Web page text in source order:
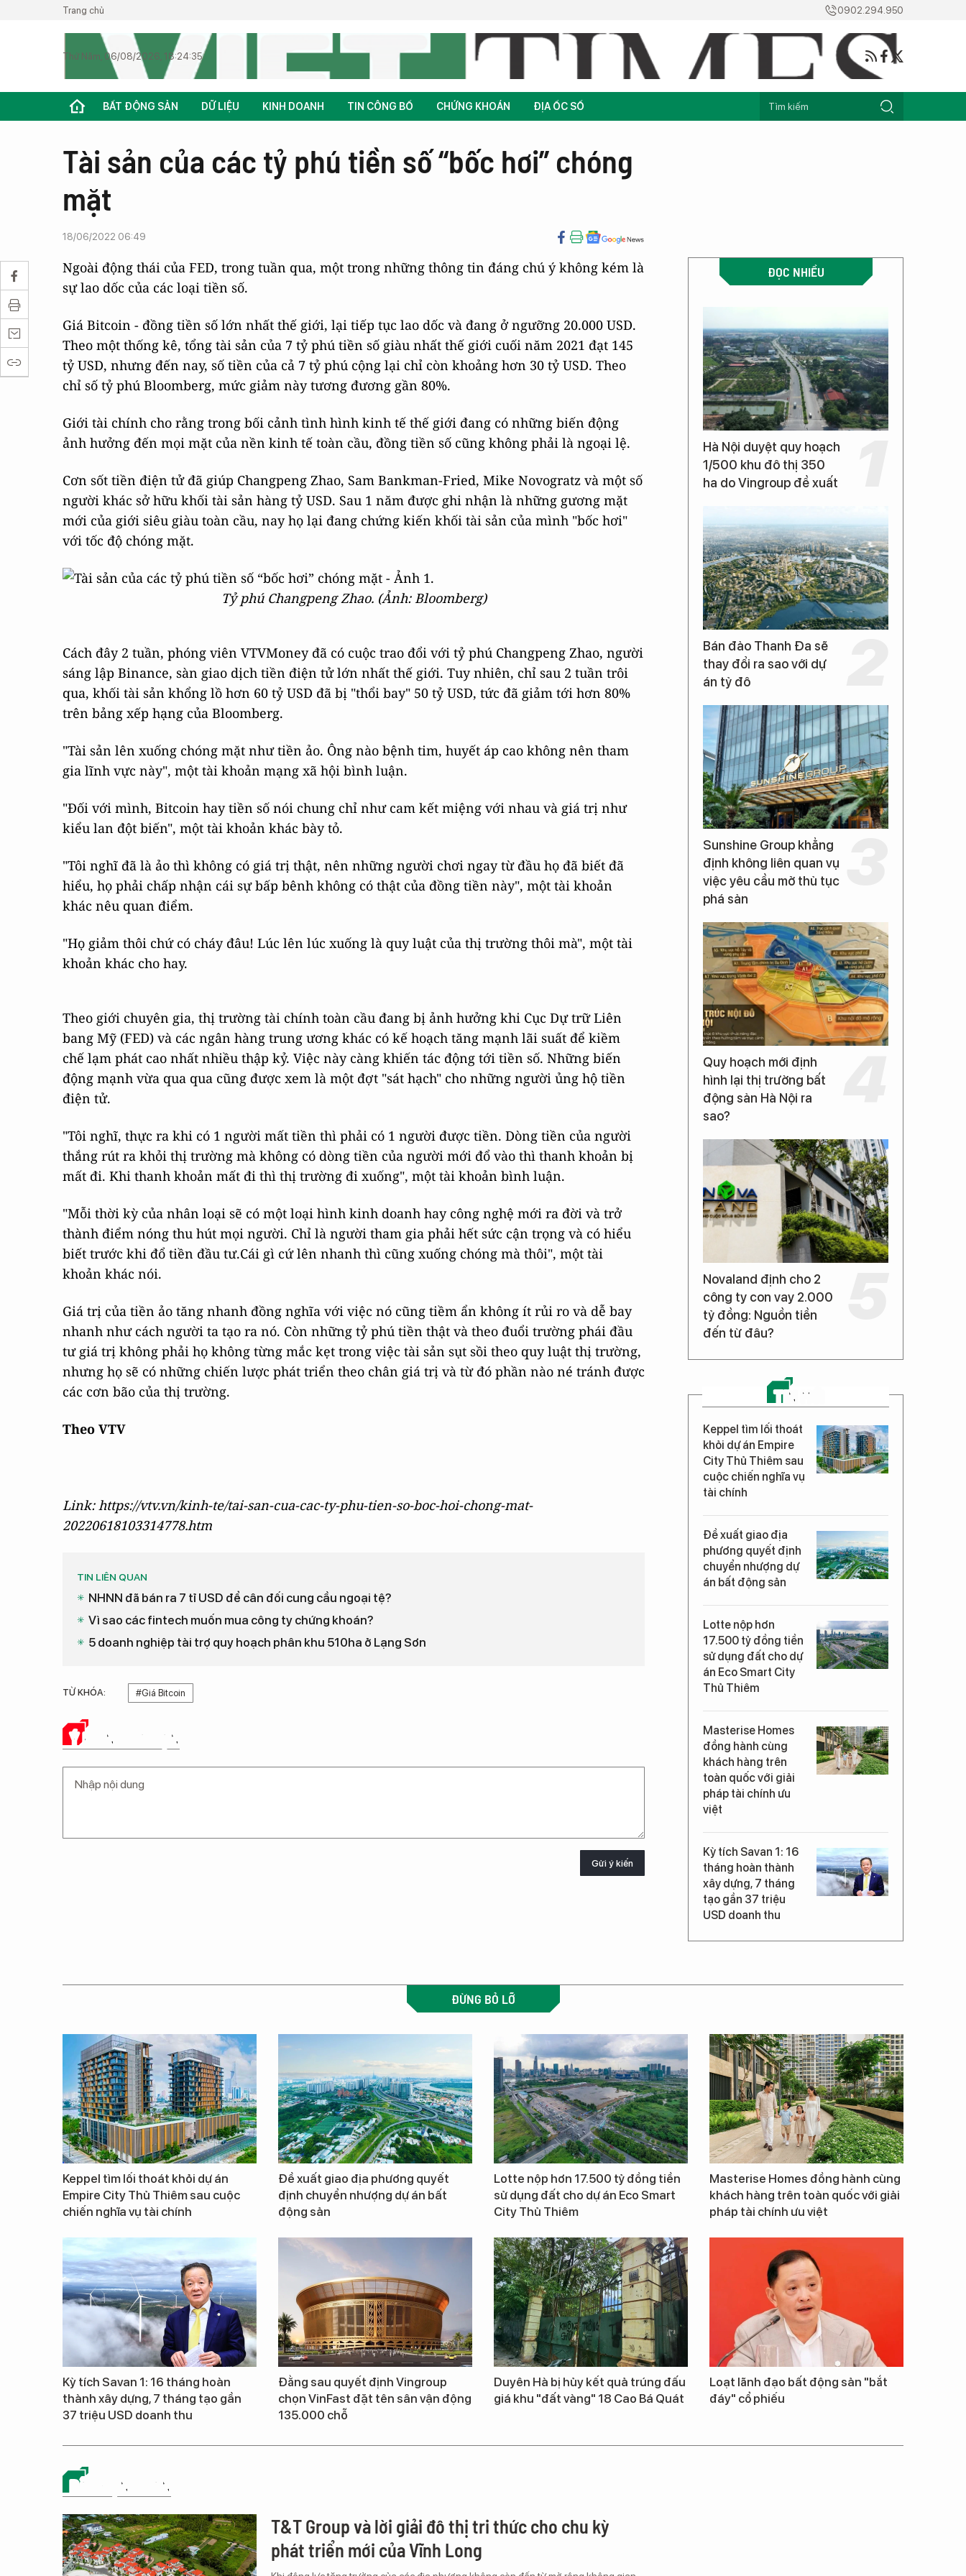
Trang chủ 0902.294.950
Thứ Năm, 06/08/2026, 18:24:35
BẤT ĐỘNG SẢN DỮ LIỆU KINH DOANH TIN CÔNG BỐ CHỨNG KHOÁN ĐỊA ỐC SỐ
Tài sản của các tỷ phú tiền số “bốc hơi” chóng
mặt
18/06/2022 06:49
Ngoài động thái của FED, trong tuần qua, một trong những thông tin đáng chú ý không kém là
sự lao dốc của các loại tiền số.
Giá Bitcoin - đồng tiền số lớn nhất thế giới, lại tiếp tục lao dốc và đang ở ngưỡng 20.000 USD.
Theo một thống kê, tổng tài sản của 7 tỷ phú tiền số giàu nhất thế giới cuối năm 2021 đạt 145
tỷ USD, nhưng đến nay, số tiền của cả 7 tỷ phú cộng lại chỉ còn khoảng hơn 30 tỷ USD. Theo
chỉ số tỷ phú Bloomberg, mức giảm này tương đương gần 80%.
Giới tài chính cho rằng trong bối cảnh tình hình kinh tế thế giới đang có những biến động
ảnh hưởng đến mọi mặt của nền kinh tế toàn cầu, đồng tiền số cũng không phải là ngoại lệ.
Cơn sốt tiền điện tử đã giúp Changpeng Zhao, Sam Bankman-Fried, Mike Novogratz và một số
người khác sở hữu khối tài sản hàng tỷ USD. Sau 1 năm được ghi nhận là những gương mặt
mới của giới siêu giàu toàn cầu, nay họ lại đang chứng kiến khối tài sản của mình "bốc hơi"
với tốc độ chóng mặt.
Tỷ phú Changpeng Zhao. (Ảnh: Bloomberg)
Cách đây 2 tuần, phóng viên VTVMoney đã có cuộc trao đổi với tỷ phú Changpeng Zhao, người
sáng lập Binance, sàn giao dịch tiền điện tử lớn nhất thế giới. Tuy nhiên, chỉ sau 2 tuần trôi
qua, khối tài sản khổng lồ hơn 60 tỷ USD đã bị "thổi bay" 50 tỷ USD, tức đã giảm tới hơn 80%
trên bảng xếp hạng của Bloomberg.
"Tài sản lên xuống chóng mặt như tiền ảo. Ông nào bệnh tim, huyết áp cao không nên tham
gia lĩnh vực này", một tài khoản mạng xã hội bình luận.
"Đối với mình, Bitcoin hay tiền số nói chung chỉ như cam kết miệng với nhau và giá trị như
kiểu lan đột biến", một tài khoản khác bày tỏ.
"Tôi nghĩ đã là ảo thì không có giá trị thật, nên những người chơi ngay từ đầu họ đã biết đã
hiểu, họ phải chấp nhận cái sự bấp bênh không có thật của đồng tiền này", một tài khoản
khác nêu quan điểm.
"Họ giảm thôi chứ có cháy đâu! Lúc lên lúc xuống là quy luật của thị trường thôi mà", một tài
khoản khác cho hay.
Theo giới chuyên gia, thị trường tài chính toàn cầu đang bị ảnh hưởng khi Cục Dự trữ Liên
bang Mỹ (FED) và các ngân hàng trung ương khác có kế hoạch tăng mạnh lãi suất để kiềm
chế lạm phát cao nhất nhiều thập kỷ. Việc này càng khiến tác động tới tiền số. Những biến
động mạnh vừa qua qua cũng được xem là một đợt "sát hạch" cho những người ủng hộ tiền
điện tử.
"Tôi nghĩ, thực ra khi có 1 người mất tiền thì phải có 1 người được tiền. Dòng tiền của người
thắng rút ra khỏi thị trường mà không có dòng tiền của người mới đổ vào thì thanh khoản bị
mất đi. Khi thanh khoản mất đi thì thị trường đi xuống", một tài khoản bình luận.
"Mỗi thời kỳ của nhân loại sẽ có một loại hình kinh doanh hay công nghệ mới ra đời và trở
thành điểm nóng thu hút mọi người. Chỉ là người tham gia phải hết sức cận trọng và có hiểu
biết trước khi đổ tiền đầu tư.Cái gì cứ lên nhanh thì cũng xuống chóng mà thôi", một tài
khoản khác nói.
Giá trị của tiền ảo tăng nhanh đồng nghĩa với việc nó cũng tiềm ẩn không ít rủi ro và dễ bay
nhanh như cách người ta tạo ra nó. Còn những tỷ phú tiền thật và theo đuổi trường phái đầu
tư giá trị không phải họ không từng mắc kẹt trong việc tài sản sụt sồi theo quy luật thị trường,
nhưng họ sẽ có những chiến lược phát triển theo chân giá trị và từ đó phần nào né tránh được
các cơn bão của thị trường.
Theo VTV
Link: https://vtv.vn/kinh-te/tai-san-cua-cac-ty-phu-tien-so-boc-hoi-chong-mat-
20220618103314778.htm
TIN LIÊN QUAN
NHNN đã bán ra 7 tỉ USD để cân đối cung cầu ngoại tệ?
Vì sao các fintech muốn mua công ty chứng khoán?
5 doanh nghiệp tài trợ quy hoạch phân khu 510ha ở Lạng Sơn
TỪ KHÓA: #Giá Bitcoin
Ý KIẾN CỦA BẠN
Gửi ý kiến
ĐỌC NHIỀU
Hà Nội duyệt quy hoạch
1/500 khu đô thị 350
ha do Vingroup đề xuất
Bán đảo Thanh Đa sẽ
thay đổi ra sao với dự
án tỷ đô
Sunshine Group khẳng
định không liên quan vụ
việc yêu cầu mở thủ tục
phá sản
Quy hoạch mới định
hình lại thị trường bất
động sản Hà Nội ra
sao?
Novaland định cho 2
công ty con vay 2.000
tỷ đồng: Nguồn tiền
đến từ đâu?
TIN MỚI
Keppel tìm lối thoát
khỏi dự án Empire
City Thủ Thiêm sau
cuộc chiến nghĩa vụ
tài chính
Đề xuất giao địa
phương quyết định
chuyển nhượng dự
án bất động sản
Lotte nộp hơn
17.500 tỷ đồng tiền
sử dụng đất cho dự
án Eco Smart City
Thủ Thiêm
Masterise Homes
đồng hành cùng
khách hàng trên
toàn quốc với giải
pháp tài chính ưu
việt
Kỳ tích Savan 1: 16
tháng hoàn thành
xây dựng, 7 tháng
tạo gần 37 triệu
USD doanh thu
ĐỪNG BỎ LỠ
Keppel tìm lối thoát khỏi dự án
Empire City Thủ Thiêm sau cuộc
chiến nghĩa vụ tài chính
Đề xuất giao địa phương quyết
định chuyển nhượng dự án bất
động sản
Lotte nộp hơn 17.500 tỷ đồng tiền
sử dụng đất cho dự án Eco Smart
City Thủ Thiêm
Masterise Homes đồng hành cùng
khách hàng trên toàn quốc với giải
pháp tài chính ưu việt
Kỳ tích Savan 1: 16 tháng hoàn
thành xây dựng, 7 tháng tạo gần
37 triệu USD doanh thu
Đằng sau quyết định Vingroup
chọn VinFast đặt tên sân vận động
135.000 chỗ
Duyên Hà bị hủy kết quả trúng đấu
giá khu "đất vàng" 18 Cao Bá Quát
Loạt lãnh đạo bất động sản "bắt
đáy" cổ phiếu
BẤT ĐỘNG SẢN
T&T Group và lời giải đô thị tri thức cho chu kỳ
phát triển mới của Vĩnh Long